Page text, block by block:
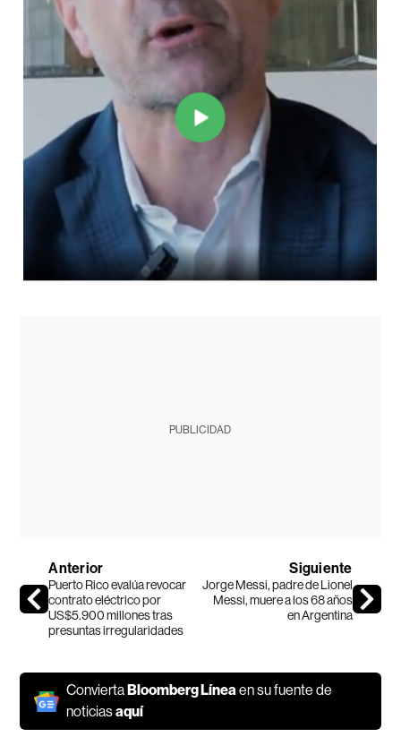
PUBLICIDAD
Anterior
Puerto Rico evalúa revocar
contrato eléctrico por
US$5.900 millones tras
presuntas irregularidades
Siguiente
Jorge Messi, padre de Lionel
Messi, muere a los 68 años
en Argentina
Convierta Bloomberg Líneaen su fuente de
noticiasaquí